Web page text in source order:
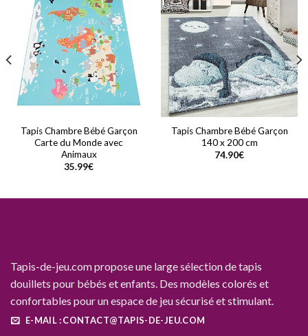
Tapis Chambre Bébé Garçon
Carte du Monde avec
Animaux
35.99€
Tapis Chambre Bébé Garçon
140 x 200 cm
74.90€
Tapis-de-jeu.com propose une large sélection de tapis
douillets pour bébés et enfants. Des modèles colorés et
confortables pour un espace de jeu sécurisé et stimulant.
E-MAIL : CONTACT@TAPIS-DE-JEU.COM